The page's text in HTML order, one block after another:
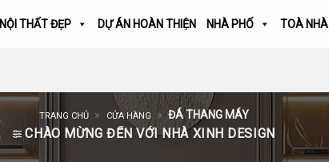
NỘI THẤT ĐẸP DỰ ÁN HOÀN THIỆN NHÀ PHỐ TOÀ NHÀ
TRANG CHỦ » CỬA HÀNG » ĐÁ THANG MÁY
CHÀO MỪNG ĐẾN VỚI NHÀ XINH DESIGN